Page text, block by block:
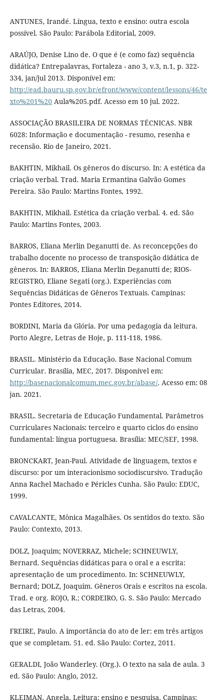
ANTUNES, Irandé. Língua, texto e ensino: outra escola
possível. São Paulo: Parábola Editorial, 2009.
ARAÚJO, Denise Lino de. O que é (e como faz) sequência
didática? Entrepalavras, Fortaleza - ano 3, v.3, n.1, p. 322-
334, jan/jul 2013. Disponível em:
http://ead.bauru.sp.gov.br/efront/www/content/lessons/46/te
xto%201%20Aula%205.pdf. Acesso em 10 jul. 2022.
ASSOCIAÇÃO BRASILEIRA DE NORMAS TÉCNICAS. NBR
6028: Informação e documentação - resumo, resenha e
recensão. Rio de Janeiro, 2021.
BAKHTIN, Mikhail. Os gêneros do discurso. In: A estética da
criação verbal. Trad. Maria Ermantina Galvão Gomes
Pereira. São Paulo: Martins Fontes, 1992.
BAKHTIN, Mikhail. Estética da criação verbal. 4. ed. São
Paulo: Martins Fontes, 2003.
BARROS, Eliana Merlin Deganutti de. As reconcepções do
trabalho docente no processo de transposição didática de
gêneros. In: BARROS, Eliana Merlin Deganutti de; RIOS-
REGISTRO, Eliane Segati (org.). Experiências com
Sequências Didáticas de Gêneros Textuais. Campinas:
Pontes Editores, 2014.
BORDINI, Maria da Glória. Por uma pedagogia da leitura.
Porto Alegre, Letras de Hoje, p. 111-118, 1986.
BRASIL. Ministério da Educação. Base Nacional Comum
Curricular. Brasília, MEC, 2017. Disponível em:
http://basenacionalcomum.mec.gov.br/abase/. Acesso em: 08
jan. 2021.
BRASIL. Secretaria de Educação Fundamental. Parâmetros
Curriculares Nacionais: terceiro e quarto ciclos do ensino
fundamental: língua portuguesa. Brasília: MEC/SEF, 1998.
BRONCKART, Jean-Paul. Atividade de linguagem, textos e
discurso: por um interacionismo sociodiscursivo. Tradução
Anna Rachel Machado e Péricles Cunha. São Paulo: EDUC,
1999.
CAVALCANTE, Mônica Magalhães. Os sentidos do texto. São
Paulo: Contexto, 2013.
DOLZ, Joaquim; NOVERRAZ, Michele; SCHNEUWLY,
Bernard. Sequências didáticas para o oral e a escrita:
apresentação de um procedimento. In: SCHNEUWLY,
Bernard; DOLZ, Joaquim. Gêneros Orais e escritos na escola.
Trad. e org. ROJO, R.; CORDEIRO, G. S. São Paulo: Mercado
das Letras, 2004.
FREIRE, Paulo. A importância do ato de ler: em três artigos
que se completam. 51. ed. São Paulo: Cortez, 2011.
GERALDI, João Wanderley. (Org.). O texto na sala de aula. 3
ed. São Paulo: Anglo, 2012.
KLEIMAN, Angela. Leitura: ensino e pesquisa. Campinas: